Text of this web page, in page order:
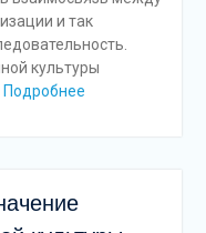
и так
культуры
Подробнее